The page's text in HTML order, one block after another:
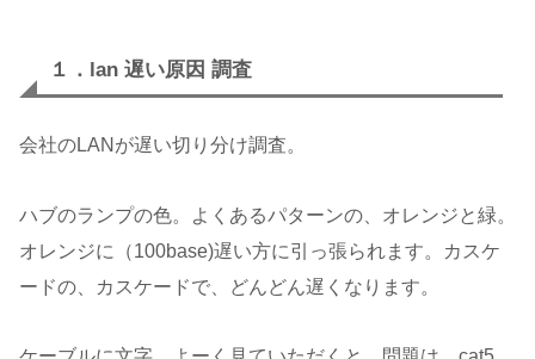
１．lan 遅い原因 調査
会社のLANが遅い切り分け調査。
ハブのランプの色。よくあるパターンの、オレンジと緑。
オレンジに（100base)遅い方に引っ張られます。カスケ
ードの、カスケードで、どんどん遅くなります。